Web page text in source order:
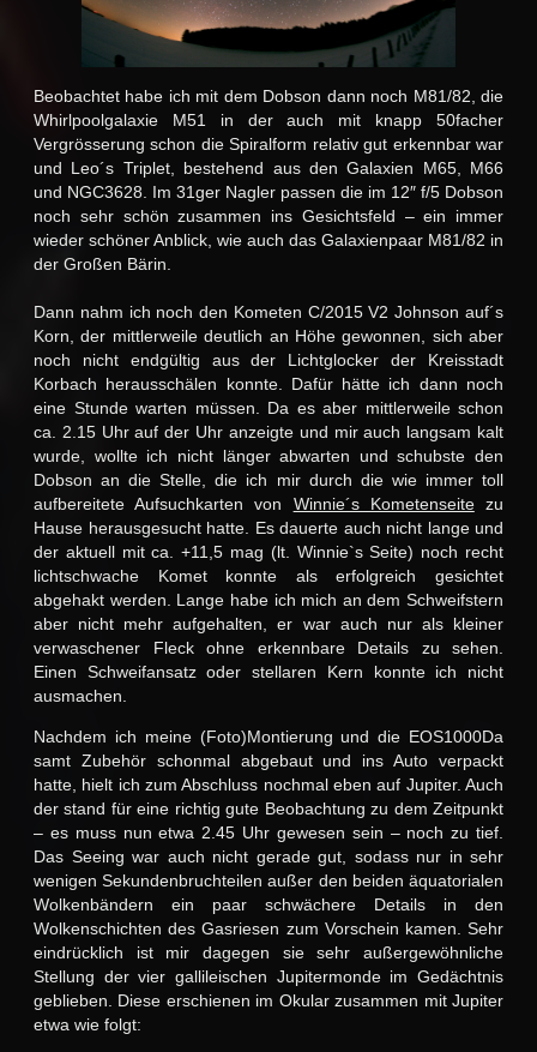
Beobachtet habe ich mit dem Dobson dann noch M81/82, die
Whirlpoolgalaxie M51 in der auch mit knapp 50facher
Vergrösserung schon die Spiralform relativ gut erkennbar war
und Leo´s Triplet, bestehend aus den Galaxien M65, M66
und NGC3628. Im 31ger Nagler passen die im 12″ f/5 Dobson
noch sehr schön zusammen ins Gesichtsfeld – ein immer
wieder schöner Anblick, wie auch das Galaxienpaar M81/82 in
der Großen Bärin.
Dann nahm ich noch den Kometen C/2015 V2 Johnson auf´s
Korn, der mittlerweile deutlich an Höhe gewonnen, sich aber
noch nicht endgültig aus der Lichtglocker der Kreisstadt
Korbach herausschälen konnte. Dafür hätte ich dann noch
eine Stunde warten müssen. Da es aber mittlerweile schon
ca. 2.15 Uhr auf der Uhr anzeigte und mir auch langsam kalt
wurde, wollte ich nicht länger abwarten und schubste den
Dobson an die Stelle, die ich mir durch die wie immer toll
aufbereitete Aufsuchkarten von Winnie´s Kometenseitezu
Hause herausgesucht hatte. Es dauerte auch nicht lange und
der aktuell mit ca. +11,5 mag (lt. Winnie`s Seite) noch recht
lichtschwache Komet konnte als erfolgreich gesichtet
abgehakt werden. Lange habe ich mich an dem Schweifstern
aber nicht mehr aufgehalten, er war auch nur als kleiner
verwaschener Fleck ohne erkennbare Details zu sehen.
Einen Schweifansatz oder stellaren Kern konnte ich nicht
ausmachen.
Nachdem ich meine (Foto)Montierung und die EOS1000Da
samt Zubehör schonmal abgebaut und ins Auto verpackt
hatte, hielt ich zum Abschluss nochmal eben auf Jupiter. Auch
der stand für eine richtig gute Beobachtung zu dem Zeitpunkt
– es muss nun etwa 2.45 Uhr gewesen sein – noch zu tief.
Das Seeing war auch nicht gerade gut, sodass nur in sehr
wenigen Sekundenbruchteilen außer den beiden äquatorialen
Wolkenbändern ein paar schwächere Details in den
Wolkenschichten des Gasriesen zum Vorschein kamen. Sehr
eindrücklich ist mir dagegen sie sehr außergewöhnliche
Stellung der vier gallileischen Jupitermonde im Gedächtnis
geblieben. Diese erschienen im Okular zusammen mit Jupiter
etwa wie folgt: